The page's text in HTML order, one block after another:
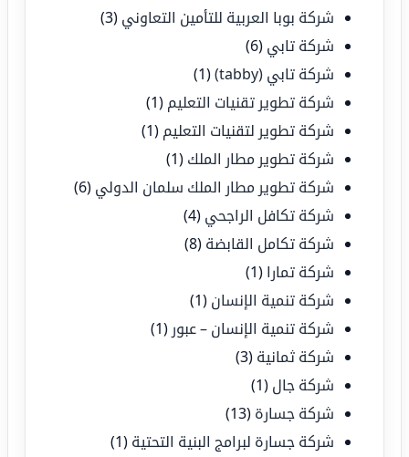
شركة بوبا العربية للتأمين التعاوني (3)
شركة تابي (6)
شركة تابي (tabby)
(1)
شركة تطوير تقنيات التعليم (1)
شركة تطوير لتقنيات التعليم (1)
شركة تطوير مطار الملك (1)
شركة تطوير مطار الملك سلمان الدولي (6)
شركة تكافل الراجحي (4)
شركة تكامل القابضة (8)
شركة تمارا (1)
شركة تنمية الإنسان (1)
شركة تنمية الإنسان – عبور (1)
شركة ثمانية (3)
شركة جال (1)
شركة جسارة (13)
شركة جسارة لبرامج البنية التحتية (1)